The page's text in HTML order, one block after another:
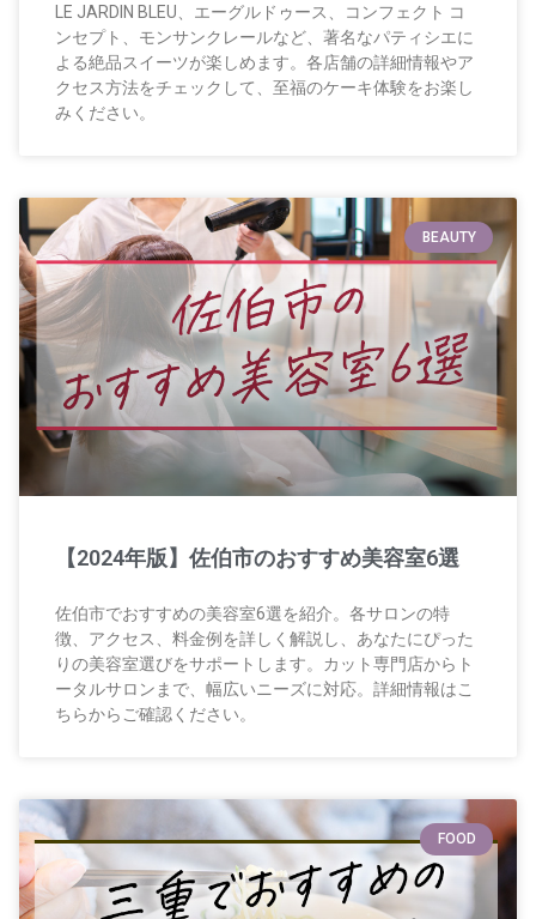
LE JARDIN BLEU、エーグルドゥース、コンフェクト コ
ンセプト、モンサンクレールなど、著名なパティシエに
よる絶品スイーツが楽しめます。各店舗の詳細情報やア
クセス方法をチェックして、至福のケーキ体験をお楽し
みください。
BEAUTY
【2024年版】佐伯市のおすすめ美容室6選
佐伯市でおすすめの美容室6選を紹介。各サロンの特
徴、アクセス、料金例を詳しく解説し、あなたにぴった
りの美容室選びをサポートします。カット専門店からト
ータルサロンまで、幅広いニーズに対応。詳細情報はこ
ちらからご確認ください。
FOOD